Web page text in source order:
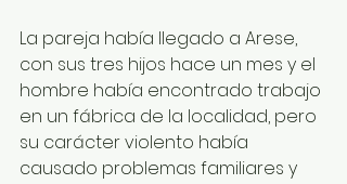
La pareja había llegado a Arese,
con sus tres hijos hace un mes y el
hombre había encontrado trabajo
en un fábrica de la localidad, pero
su carácter violento había
causado problemas familiares y